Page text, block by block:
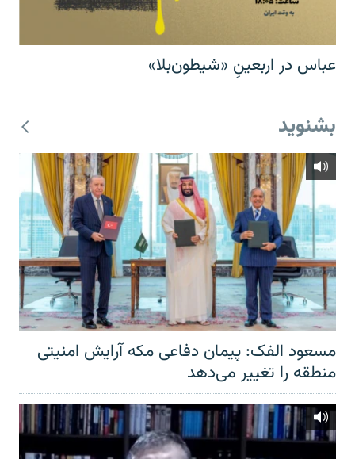
عباس در اربعینِ «شیطون‌بلا»
بشنوید
مسعود الفک: پیمان دفاعی مکه آرایش امنیتی
منطقه را تغییر می‌دهد